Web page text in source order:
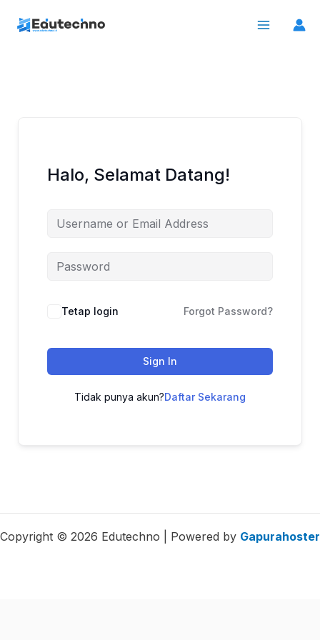
Halo, Selamat Datang!
Tetap login Forgot Password?
Sign In
Tidak punya akun?Daftar Sekarang
Copyright © 2026 Edutechno | Powered by Gapurahoster